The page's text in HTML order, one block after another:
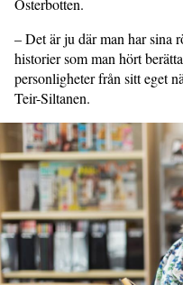
Österbotten.
– Det är ju där man har sina
historier som man hört
personligheter från sitt eget
Teir-Siltanen.